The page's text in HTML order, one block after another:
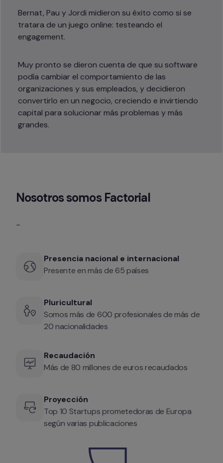
Bernat, Pau y Jordi midieron su éxito como si se
tratara de un juego online: testeando el
engagement.
Muy pronto se dieron cuenta de que su software
podía cambiar el comportamiento de las
organizaciones y sus empleados, y decidieron
convertirlo en un negocio, creciendo e invirtiendo
capital para solucionar más problemas y más
grandes.
Nosotros somos Factorial
-
Presencia nacional e internacional
Presente en más de 65 países
Pluricultural
Somos más de 600 profesionales de más de
20 nacionalidades
Recaudación
Más de 80 millones de euros recaudados
Proyección
Top 10 Startups prometedoras de Europa
según varias publicaciones